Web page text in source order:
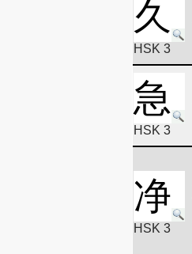
久
HSK 3
急
HSK 3
净
HSK 3